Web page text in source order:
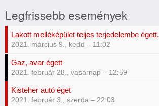
Legfrissebb események
Lakott melléképület teljes terjedelembe égett.
2021. március 9., kedd – 11:02
Gaz, avar égett
2021. február 28., vasárnap – 12:59
Kisteher autó éget
2021. február 3., szerda – 22:03